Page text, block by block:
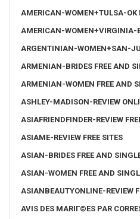
AMERICAN-WOMEN+TULSA-OK
AMERICAN-WOMEN+VIRGINIA-
ARGENTINIAN-WOMEN+SAN-
ARMENIAN-BRIDES FREE AND
ARMENIAN-WOMEN FREE AND
ASHLEY-MADISON-REVIEW
ASIAFRIENDFINDER-REVIEW
ASIAME-REVIEW FREE SITES
ASIAN-BRIDES FREE AND
ASIAN-WOMEN FREE AND
ASIANBEAUTYONLINE-REVIEW
AVIS DES MARIГ©ES PAR